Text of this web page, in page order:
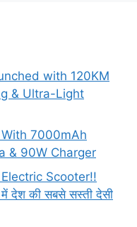
with 120KM
& Ultra-Light
7000mAh
& 90W Charger
Electric Scooter!!
देश की सबसे सस्ती देसी